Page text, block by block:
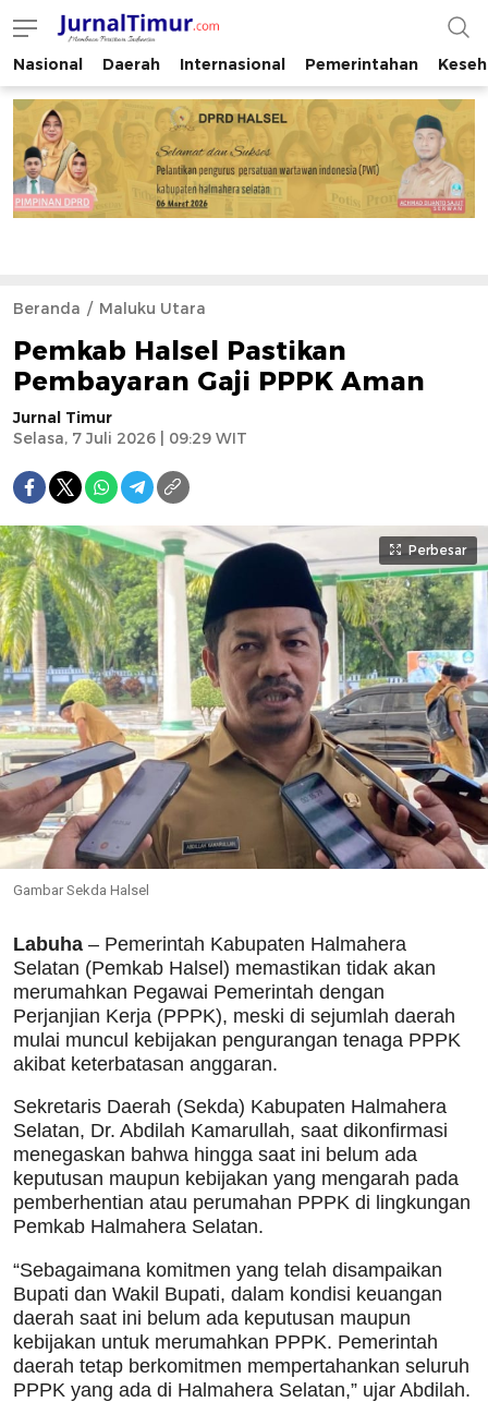
JurnalTimur.com
Membaca Peristiwa Indonesia
Nasional Daerah Internasional Pemerintahan
Beranda Maluku Utara
Pemkab Halsel Pastikan
Pembayaran Gaji PPPK Aman
Jurnal Timur
Selasa, 7 Juli 2026 | 09:29 WIT
Perbesar
Gambar Sekda Halsel
Labuha – Pemerintah Kabupaten Halmahera
Selatan (Pemkab Halsel) memastikan tidak akan
merumahkan Pegawai Pemerintah dengan
Perjanjian Kerja (PPPK), meski di sejumlah daerah
mulai muncul kebijakan pengurangan tenaga PPPK
akibat keterbatasan anggaran.
Sekretaris Daerah (Sekda) Kabupaten Halmahera
Selatan, Dr. Abdilah Kamarullah, saat dikonfirmasi
menegaskan bahwa hingga saat ini belum ada
keputusan maupun kebijakan yang mengarah pada
pemberhentian atau perumahan PPPK di lingkungan
Pemkab Halmahera Selatan.
“Sebagaimana komitmen yang telah disampaikan
Bupati dan Wakil Bupati, dalam kondisi keuangan
daerah saat ini belum ada keputusan maupun
kebijakan untuk merumahkan PPPK. Pemerintah
daerah tetap berkomitmen mempertahankan seluruh
PPPK yang ada di Halmahera Selatan,” ujar Abdilah.